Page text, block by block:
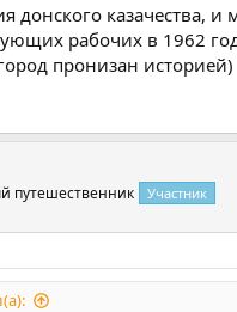
донского казачества, и
рабочих в 1962
пронизан историей)
путешественник Участник